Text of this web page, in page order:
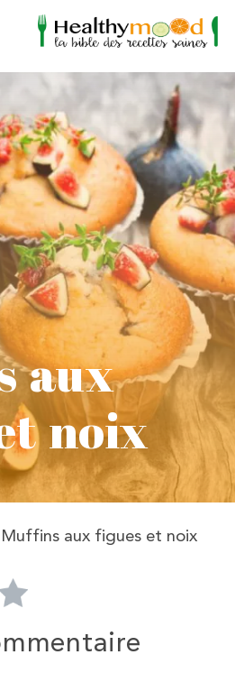
aux
noix
Muffins aux figues et noix